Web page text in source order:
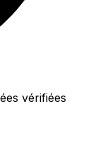
vérifiées